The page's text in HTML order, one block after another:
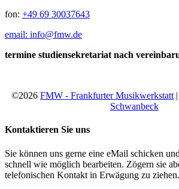
fon: +49 69 30037643
email: info@fmw.de
termine studiensekretariat nach
©2026 FMW - Frankfurter Musikwerkstatt |
Schwanbeck
Kontaktieren Sie uns
Sie können uns gerne eine eMail schicken
schnell wie möglich bearbeiten. Zögern sie
telefonischen Kontakt in Erwägung zu ziehen.